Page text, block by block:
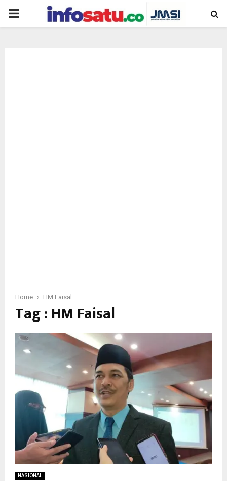
PRIMARY
Home HM Faisal
Tag : HM Faisal
NASIONAL